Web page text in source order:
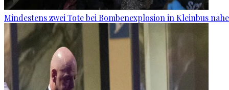
Mindestens zwei Tote bei Bombenexplosion in Kleinbus